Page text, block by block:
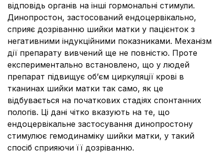
відповідь органів на інші гормональні стимули.
Динопростон, застосований ендоцервікально,
сприяє дозріванню шийки матки у пацієнток з
негативними індукційними показниками. Механізм
дії препарату вивчений ще не повністю. Проте
експериментально встановлено, що у людей
препарат підвищує об’єм циркуляції крові в
тканинах шийки матки так само, як це
відбувається на початкових стадіях спонтанних
пологів. Ці дані чітко вказують на те, що
ендоцервікальне застосування динопростону
стимулює гемодинаміку шийки матки, у такий
спосіб сприяючи її дозріванню.